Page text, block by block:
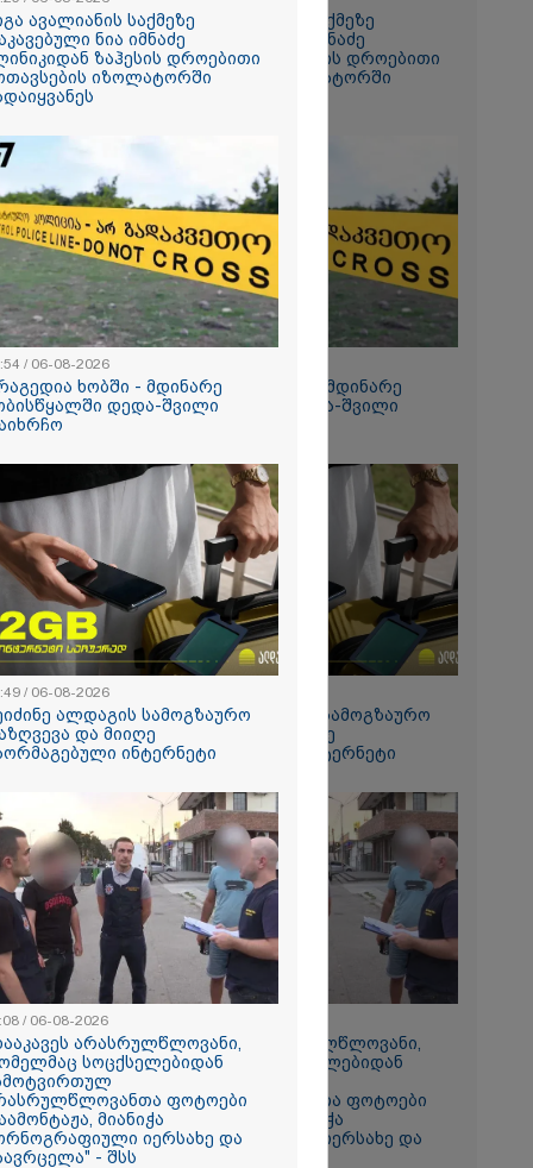
ძნელი
ღამე"
გათიშვა -
ის წევრი
მიდის" -
მზის
რომ
- კურიერის
ჩაშლილი
შედეგად
და
25%-ით
- რას
1364.80
გიგა ავალიანის საქმეზე
დაკავებული ნია იმნაძე
კლინიკიდან ზაჰესის დროებითი
მოთავსების იზოლატორში
ტრაგედია ხობში - მდინარე
ხობისწყალში დედა-შვილი
შეიძინე ალდაგის სამოგზაურო
დაზღვევა და მიიღე
გაორმაგებული ინტერნეტი
"დააკავეს არასრულწლოვანი,
რომელმაც სოცქსელებიდან
არასრულწლოვანთა ფოტოები
დაამონტაჟა, მიანიჭა
პორნოგრაფიული იერსახე და
ავალიანის საქმეზე
ნია იმნაძე
ზაჰესის დროებითი
იზოლატორში
/ 06-08-2026
ხობში - მდინარე
დედა-შვილი
/ 06-08-2026
ალდაგის სამოგზაურო
და მიიღე
ინტერნეტი
/ 06-08-2026
არასრულწლოვანი,
სოცქსელებიდან
ფოტოები
მიანიჭა
იერსახე და
- შსს